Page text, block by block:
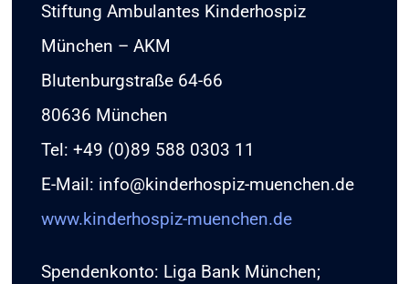
Stiftung Ambulantes Kinderhospiz
München – AKM
Blutenburgstraße 64-66
80636 München
Tel: +49 (0)89 588 0303 11
E-Mail: info@kinderhospiz-muenchen.de
www.kinderhospiz-muenchen.de
Spendenkonto: Liga Bank München;